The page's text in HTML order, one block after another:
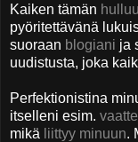
Kaiken tämän
pyöritettävänä
suoraan blogiani ja
uudistusta, joka
Perfektionistina
itselleni esim.
mikä liittyy minuun.